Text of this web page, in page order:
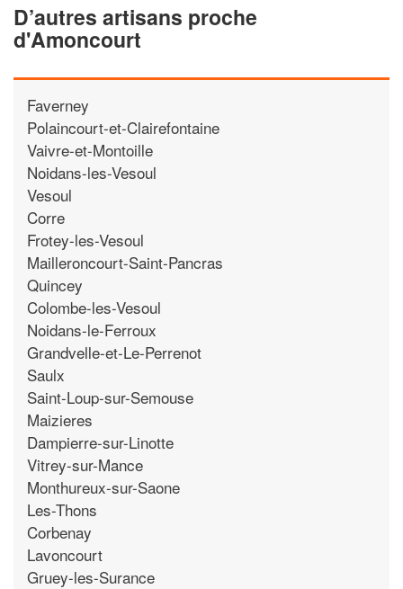
D’autres artisans proche
d'Amoncourt
Faverney
Polaincourt-et-Clairefontaine
Vaivre-et-Montoille
Noidans-les-Vesoul
Vesoul
Corre
Frotey-les-Vesoul
Mailleroncourt-Saint-Pancras
Quincey
Colombe-les-Vesoul
Noidans-le-Ferroux
Grandvelle-et-Le-Perrenot
Saulx
Saint-Loup-sur-Semouse
Maizieres
Dampierre-sur-Linotte
Vitrey-sur-Mance
Monthureux-sur-Saone
Les-Thons
Corbenay
Lavoncourt
Gruey-les-Surance